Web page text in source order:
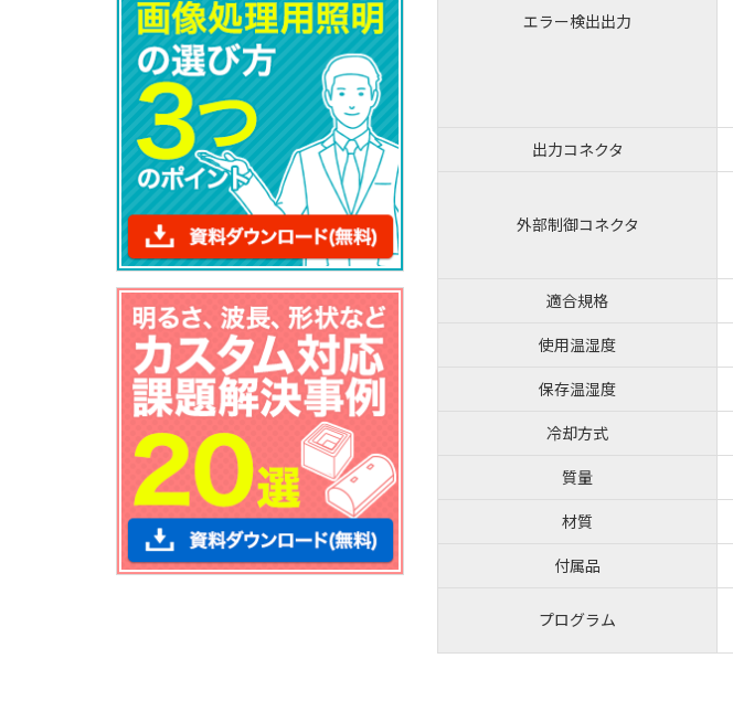
エラー検出出力
出力コネクタ
外部制御コネクタ
適合規格
使用温湿度
保存温湿度
冷却方式
質量
材質
付属品
プログラム